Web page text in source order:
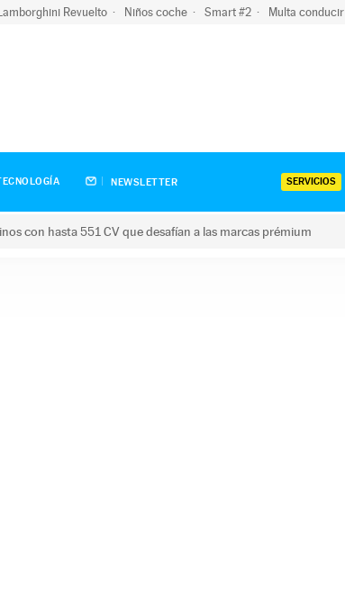
Revuelto Niños coche Smart #2 Multa conducir
NEWSLETTER SERVICIOS
con hasta 551 CV que desafían a las marcas prémium